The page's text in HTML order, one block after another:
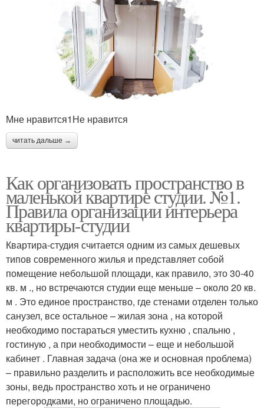
Мне нравится1Не нравится
читать дальше →
Как организовать пространство в
маленькой квартире студии. №1.
Правила организации интерьера
квартиры-студии
Квартира-студия считается одним из самых дешевых
типов современного жилья и представляет собой
помещение небольшой площади, как правило, это 30-40
кв. м ., но встречаются студии еще меньше – около 20 кв.
м . Это единое пространство, где стенами отделен только
санузел, все остальное – жилая зона , на которой
необходимо постараться уместить кухню , спальню ,
гостиную , а при необходимости – еще и небольшой
кабинет . Главная задача (она же и основная проблема)
– правильно разделить и расположить все необходимые
зоны, ведь пространство хоть и не ограничено
перегородками, но ограничено площадью.